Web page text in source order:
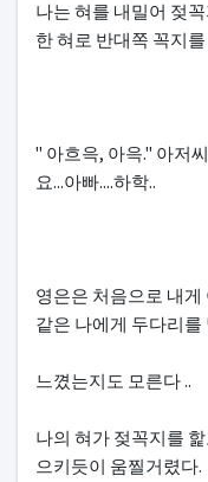
나는 혀를 내밀어 젖
한 혀로 반대쪽 꼭지
" 아흐윽, 아윽." 아저
요...아빠....하학..
영은은 처음으로 내
같은 나에게 두다리를
느꼈는지도 모른다 ..
나의 혀가 젖꼭지를
으키듯이 움찔거렸다.